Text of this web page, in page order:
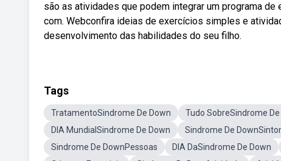
são as atividades que podem integrar um programa
com. Webconfira ideias de exercícios simples e
desenvolvimento das habilidades do seu filho.
Tags
TratamentoSindrome De Down Tudo SobreSindrome De
DIA MundialSindrome De Down
Sindrome De
Sindrome De DownPessoas
DIA DaSindrome De Down